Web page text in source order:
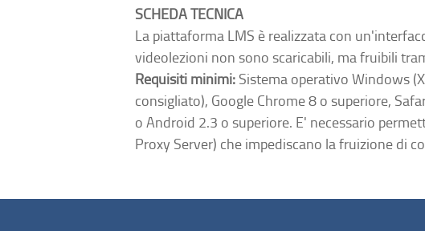
SCHEDA TECNICA
La piattaforma LMS è realizzata con
videolezioni non sono scaricabili, ma fruibili
Requisiti minimi:Sistema operativo Windows
consigliato), Google Chrome 8 o superiore,
o Android 2.3 o superiore. E' necessario
Proxy Server) che impediscano la fruizione di